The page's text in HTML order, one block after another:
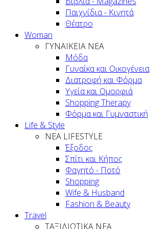
Παιχνίδια - Κινητά
Θέατρο
Woman
ΓΥΝΑΙΚΕΙΑ ΝΕΑ
Μόδα
Γυναίκα και Οικογένεια
Διατροφή και Φόρμα
Υγεία και Ομορφιά
Shopping Therapy
Φόρμα και Γυμναστική
Life & Style
ΝΕΑ LIFESTYLE
Έξοδος
Σπίτι και Κήπος
Φαγητό - Ποτό
Shopping
Wife & Husband
Fashion & Beauty
Travel
ΤΑΞΙΔΙΩΤΙΚΑ ΝΕΑ